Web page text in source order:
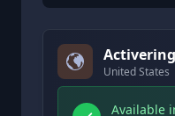
United States
Available